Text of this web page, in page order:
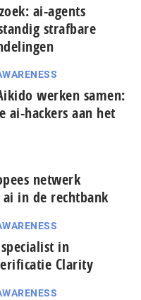
ai-agents
strafbare
werken samen:
ai-hackers aan het
netwerk
in de rechtbank
in
Clarity